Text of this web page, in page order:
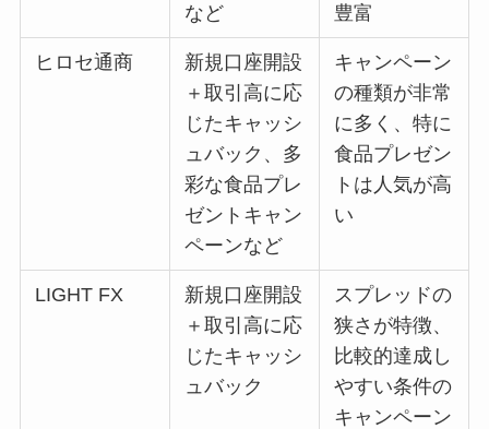
など
豊富
ヒロセ通商
新規口座開設
＋取引高に応
じたキャッシ
ュバック、多
彩な食品プレ
ゼントキャン
ペーンなど
キャンペーン
の種類が非常
に多く、特に
食品プレゼン
トは人気が高
い
LIGHT FX
新規口座開設
＋取引高に応
じたキャッシ
ュバック
スプレッドの
狭さが特徴、
比較的達成し
やすい条件の
キャンペーン